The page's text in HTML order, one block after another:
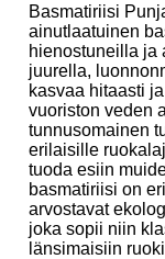
Basmatiriisi
ainutlaatuinen
hienostuneilla ja
juurella,
kasvaa hitaasti
vuoriston veden
tunnusomainen
erilaisille
tuoda esiin
basmatiriisi on
arvostavat
joka sopii niin
länsimaisiin